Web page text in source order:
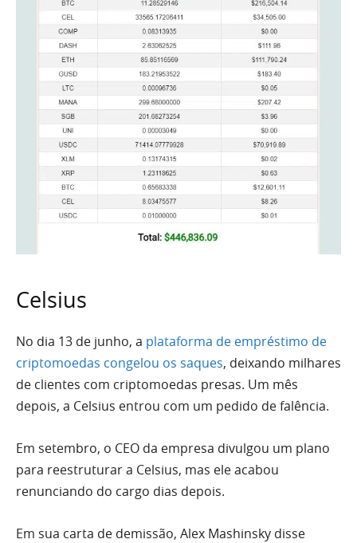
Celsius
No dia 13 de junho, a plataforma de empréstimo de
criptomoedas congelou os saques, deixando milhares
de clientes com criptomoedas presas. Um mês
depois, a Celsius entrou com um pedido de falência.
Em setembro, o CEO da empresa divulgou um plano
para reestruturar a Celsius, mas ele acabou
renunciando do cargo dias depois.
Em sua carta de demissão, Alex Mashinsky disse